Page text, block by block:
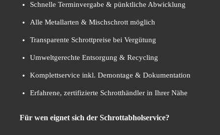
Schnelle Terminvergabe & pünktliche Abwicklung
Alle Metallarten & Mischschrott möglich
Transparente Schrottpreise bei Vergütung
Umweltgerechte Entsorgung & Recycling
Komplettservice inkl. Demontage & Dokumentation
Erfahrene, zertifizierte Schrotthändler in Ihrer Nähe
Für wen eignet sich der Schrottabholservice?